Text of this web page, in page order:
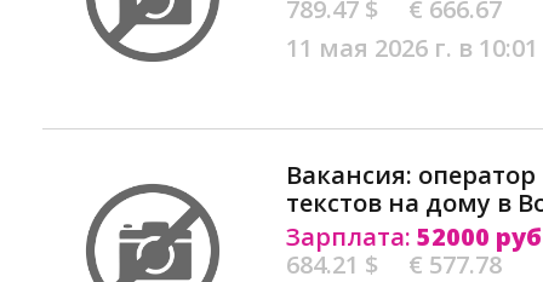
789.47 $
€ 666.67
11 мая 2026 г. в 10:01
Вакансия:
текстов на дому в
Зарплата: 52000
684.21 $
€ 577.78